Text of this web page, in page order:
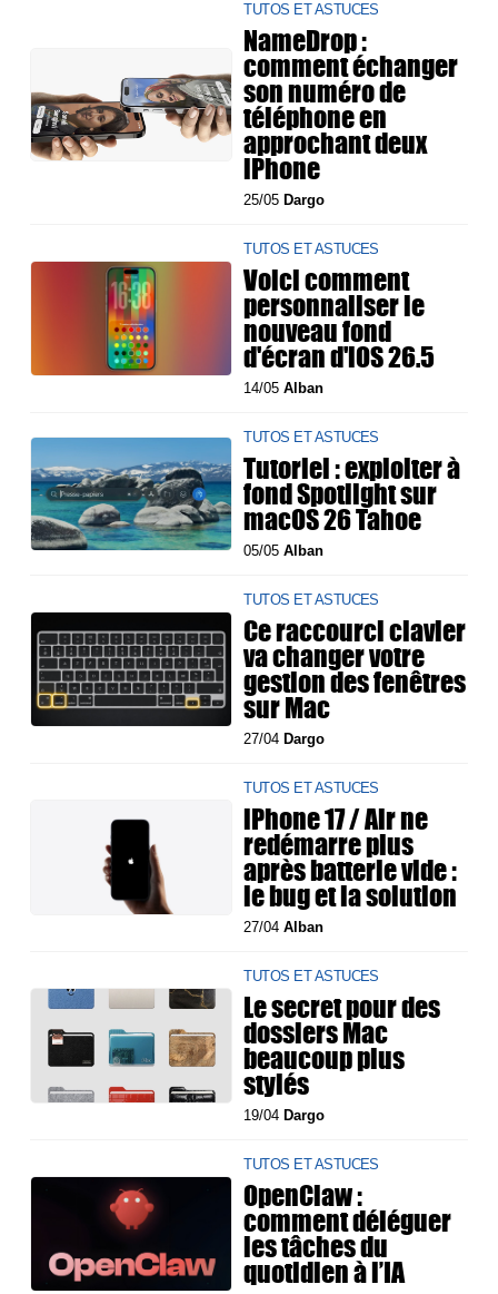
TUTOS ET ASTUCES
NameDrop :
comment échanger
son numéro de
téléphone en
approchant deux
iPhone
25/05 Dargo
TUTOS ET ASTUCES
Voici comment
personnaliser le
nouveau fond
d'écran d'iOS 26.5
14/05Alban
TUTOS ET ASTUCES
Tutoriel : exploiter à
fond Spotlight sur
macOS 26 Tahoe
05/05Alban
TUTOS ET ASTUCES
Ce raccourci clavier
va changer votre
gestion des fenêtres
sur Mac
27/04 Dargo
TUTOS ET ASTUCES
iPhone 17 / Air ne
redémarre plus
après batterie vide :
le bug et la solution
27/04Alban
TUTOS ET ASTUCES
Le secret pour des
dossiers Mac
beaucoup plus
stylés
19/04 Dargo
TUTOS ET ASTUCES
OpenClaw :
comment déléguer
les tâches du
quotidien à l’IA